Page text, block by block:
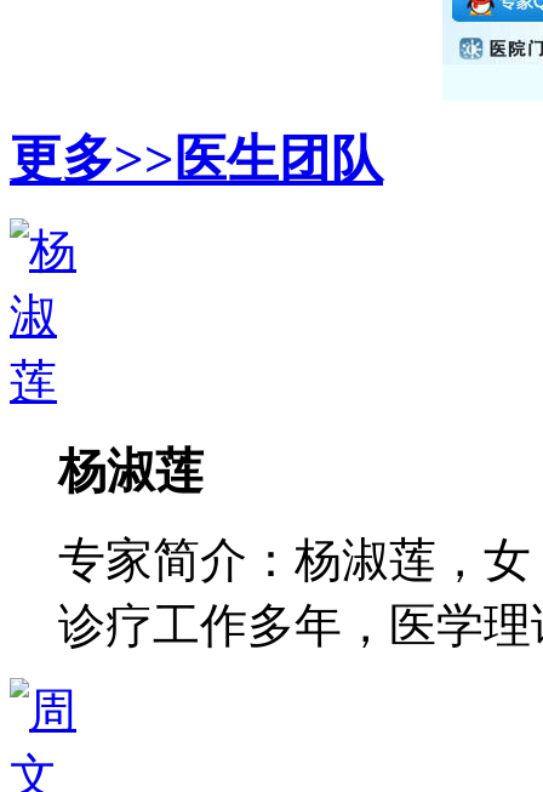
更多>>医生团队
杨淑莲
专家简介：杨淑莲，
诊疗工作多年，医学理